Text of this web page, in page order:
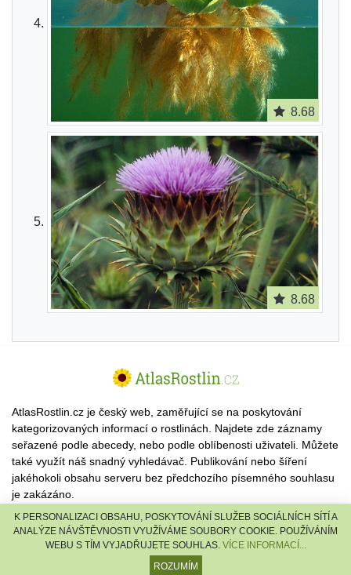
8.68
8.68
AtlasRostlin.cz je český web, zaměřující se na poskytování
kategorizovaných informací o rostlinách. Najdete zde záznamy
seřazené podle abecedy, nebo podle oblíbenosti uživateli. Můžete
také využít náš snadný vyhledávač. Publikování nebo šíření
jakéhokoli obsahu serveru bez předchozího písemného souhlasu
je zakázáno.
© 2026 AtlasRostlin.cz |TISCALI MEDIA, a.s.|Člen skupiny
DIGNITY, s.r.o.
K PERSONALIZACI OBSAHU, POSKYTOVÁNÍ SLUŽEB SOCIÁLNÍCH SÍTÍ A
ANALÝZE NÁVŠTĚVNOSTI VYUŽÍVÁME SOUBORY COOKIE. POUŽÍVÁNÍM
WEBU S TÍM VYJADŘUJETE SOUHLAS. VÍCE INFORMACÍ...
ROZUMÍM